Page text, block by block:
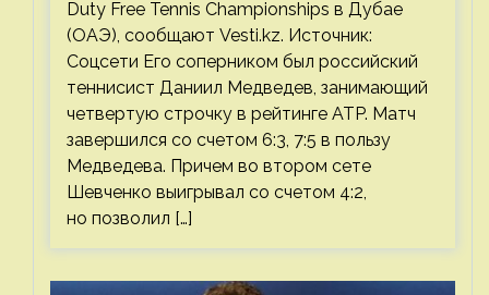
Duty Free Tennis Championships в Дубае
(ОАЭ), сообщают Vesti.kz. Источник:
Соцсети Его соперником был российский
теннисист Даниил Медведев, занимающий
четвертую строчку в рейтинге ATP. Матч
завершился со счетом 6:3, 7:5 в пользу
Медведева. Причем во втором сете
Шевченко выигрывал со счетом 4:2,
но позволил […]